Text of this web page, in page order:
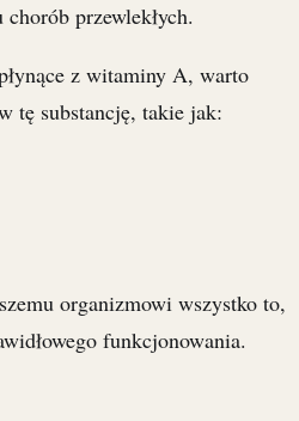
przewlekłych.
z witaminy A, warto
tę substancję, takie jak:
organizmowi wszystko to,
funkcjonowania.